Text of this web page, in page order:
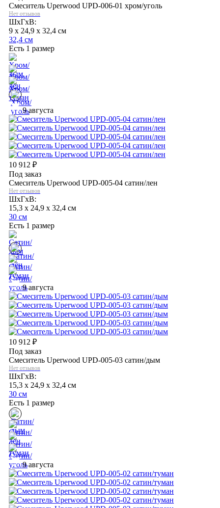
Смеситель Uperwood UPD-006-01 хром/уголь
Нет отзывов
ШхГхВ:
9 x 24,9 x 32,4 см
32,4 см
Есть 1 размер
9 августа
10 912 ₽
Под заказ
Смеситель Uperwood UPD-005-04 сатин/лен
Нет отзывов
ШхГхВ:
15,3 x 24,9 x 32,4 см
30 см
Есть 1 размер
9 августа
10 912 ₽
Под заказ
Смеситель Uperwood UPD-005-03 сатин/дым
Нет отзывов
ШхГхВ:
15,3 x 24,9 x 32,4 см
30 см
Есть 1 размер
9 августа